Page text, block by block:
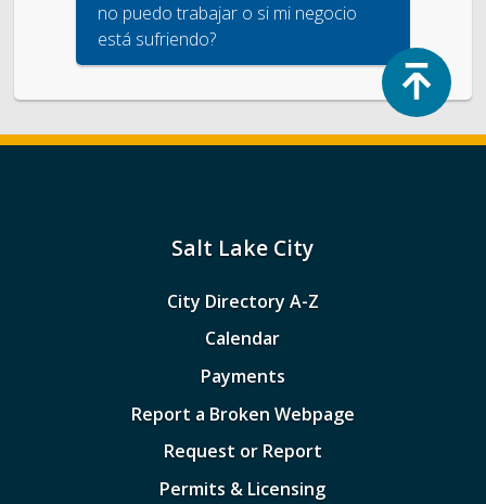
no puedo trabajar o si mi negocio
está sufriendo?
Salt Lake City
City Directory A-Z
Calendar
Payments
Report a Broken Webpage
Request or Report
Permits & Licensing